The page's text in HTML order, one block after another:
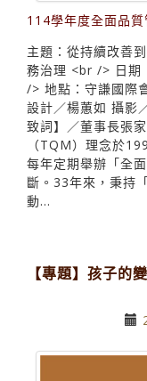
114學年度全面品
主題：從持續改善
務治理 <br /> 日期
/> 地點：守謙國際
設計／楊蕙如 攝影
致詞】／董事長張
（TQM）理念於
每年定期舉辦「全
斷。33年來，秉持
動...
【專題】孩子的